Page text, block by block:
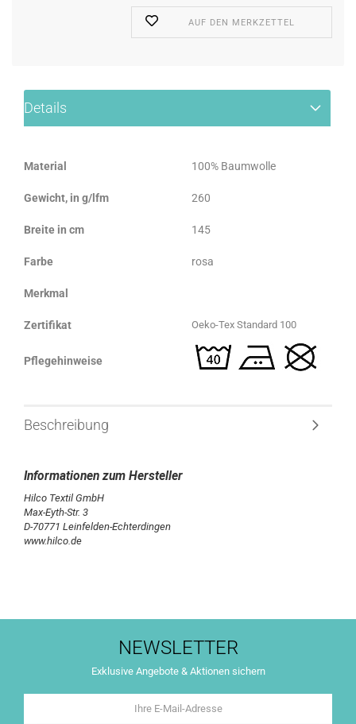
AUF DEN MERKZETTEL
Details
Material 100% Baumwolle
Gewicht, in g/lfm 260
Breite in cm 145
Farbe rosa
Merkmal
Zertifikat Oeko-Tex Standard 100
Pflegehinweise
Beschreibung
Hilco Textil GmbH
Max-Eyth-Str. 3
D-70771 Leinfelden-Echterdingen
www.hilco.de
NEWSLETTER
Exklusive Angebote & Aktionen sichern